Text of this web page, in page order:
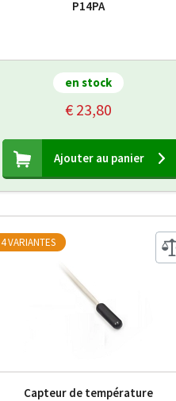
P14PA
en stock
€ 23,80
Ajouter au panier
Capteur de température
4 VARIANTES